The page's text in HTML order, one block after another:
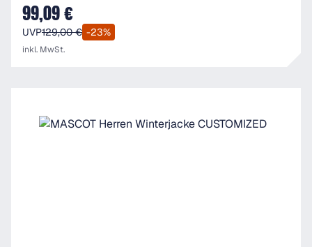
Verkaufspreis:
99,09 €
UVP129,00 € -23%
inkl. MwSt.